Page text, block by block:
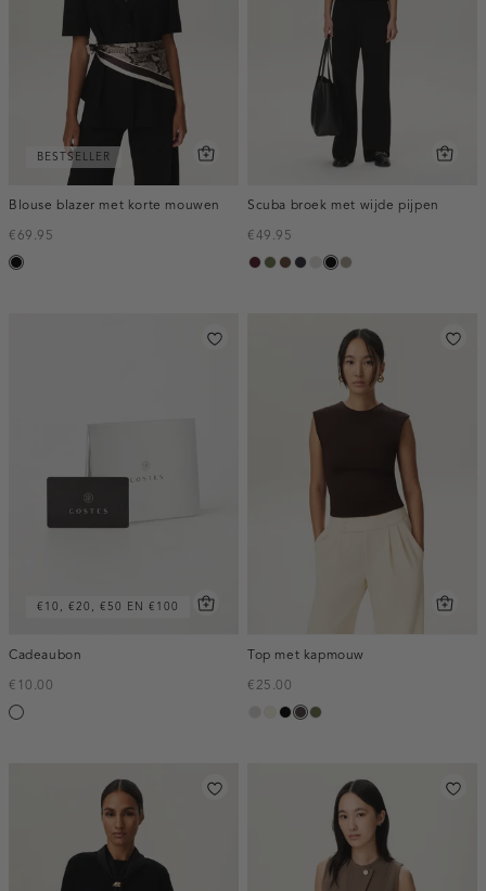
BESTSELLER
Blouse blazer met korte mouwen
€69.95
zwart
Scuba broek met wijde pijpen
€49.95
pruim,
groen,
donkerbruin
blauw,
kitzwarttaupe,
€10, €20, €50 EN €100
Cadeaubon
€10.00
Silver
Top met kapmouw
€25.00
taupe,
Ivoor
zwart
chocogroen,